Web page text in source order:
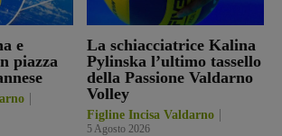
e
piazza
La schiacciatrice Kalina
Pylinska l’ultimo tassello
della Passione Valdarno
Volley
Figline Incisa Valdarno
5 Agosto 2026